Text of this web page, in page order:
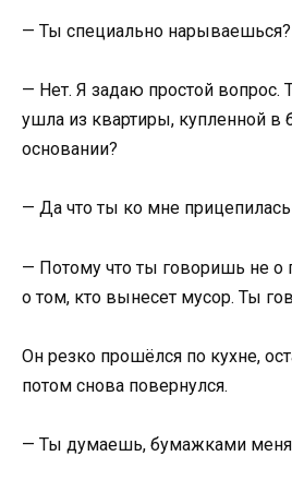
— Ты специально нарываешься?
— Нет. Я задаю простой вопрос.
ушла из квартиры, купленной в
основании?
— Да что ты ко мне
— Потому что ты говоришь не о
о том, кто вынесет мусор. Ты
Он резко прошёлся по кухне,
потом снова повернулся.
— Ты думаешь, бумажками меня